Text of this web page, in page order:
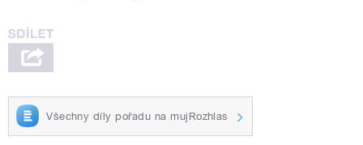
Všechny díly pořadu na mujRozhlas